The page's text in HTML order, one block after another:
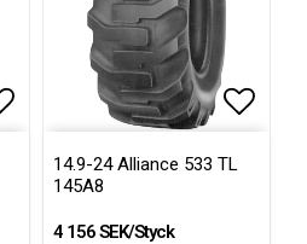
Lägg till i favoritlistan
14.9-24 Alliance 533 TL
145A8
4 156 SEK/Styck